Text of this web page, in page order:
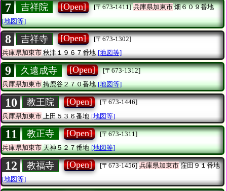
7 吉祥院 [Open] [〒673-1411] 兵庫県加東市畑６０９番地
[地図等]
8 吉祥寺 [Open]
[〒673-1302]
兵庫県加東市秋津１９６７番地 [地図等]
9 久遠成寺 [Open]
[〒673-1312]
兵庫県加東市掎鹿谷２７０番地 [地図等]
10 教王院 [Open]
[〒673-1446]
兵庫県加東市 上田５３６番地 [地図等]
11 教正寺 [Open]
[〒673-1311]
兵庫県加東市天神５２７番地 [地図等]
12 教福寺 [Open] [〒673-1456] 兵庫県加東市窪田９１番地
[地図等]